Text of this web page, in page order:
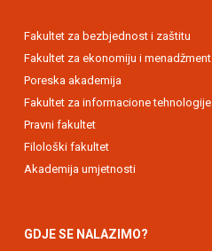
Fakultet za bezbjednost i zaštitu
Fakultet za ekonomiju i menadžment
Poreska akademija
Fakultet za informacione tehnologije
Pravni fakultet
Filološki fakultet
Akademija umjetnosti
GDJE SE NALAZIMO?